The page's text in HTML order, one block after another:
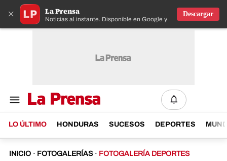
× La Prensa
Noticias al instante. Disponible en Google y IOS
Descargar
LO ÚLTIMO HONDURAS SUCESOS DEPORTES
INICIO · FOTOGALERÍAS · FOTOGALERÍA DEPORTES